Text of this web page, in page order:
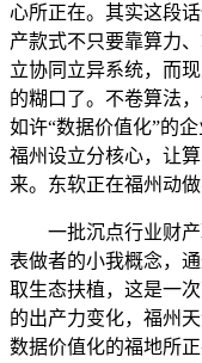
心所正在。其实这段
产款式不只要靠算力
立协同立异系统，而
的糊口了。不卷算法
如许“数据价值化”的
福州设立分核心，让
来。东软正在福州动做
一批沉点行业财产
表做者的小我概念，
取生态扶植，这是一
的出产力变化，福州
数据价值化的福地所